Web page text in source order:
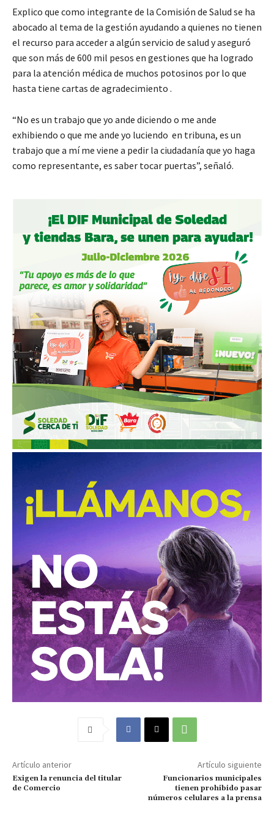
Explico que como integrante de la Comisión de Salud se ha
abocado al tema de la gestión ayudando a quienes no tienen
el recurso para acceder a algún servicio de salud y aseguró
que son más de 600 mil pesos en gestiones que ha logrado
para la atención médica de muchos potosinos por lo que
hasta tiene cartas de agradecimiento .
“No es un trabajo que yo ande diciendo o me ande
exhibiendo o que me ande yo luciendo en tribuna, es un
trabajo que a mí me viene a pedir la ciudadanía que yo haga
como representante, es saber tocar puertas”, señaló.
Artículo anterior
Exigen la renuncia del titular
de Comercio
Artículo siguiente
Funcionarios municipales
tienen prohibido pasar
números celulares a la prensa